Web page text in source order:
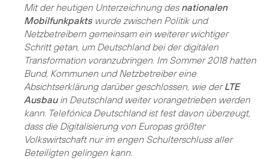
Mit der heutigen Unterzeichnung des nationalen
Mobilfunkpaktswurde zwischen Politik und
Netzbetreibern gemeinsam ein weiterer wichtiger
Schritt getan, um Deutschland bei der digitalen
Transformation voranzubringen. Im Sommer 2018 hatten
Bund, Kommunen und Netzbetreiber eine
Absichtserklärung darüber geschlossen, wie derLTE
Ausbauin Deutschland weiter vorangetrieben werden
kann. Telefónica Deutschland ist fest davon überzeugt,
dass die Digitalisierung von Europas größter
Volkswirtschaft nur im engen Schulterschluss aller
Beteiligten gelingen kann.